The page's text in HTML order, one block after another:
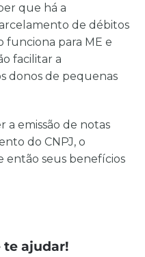
que há a
de débitos
funciona para ME e
facilitar a
donos de pequenas
a emissão de notas
do CNPJ, o
seus benefícios
te ajudar!